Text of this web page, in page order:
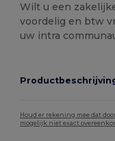
Wilt u een
voordelig en btw
uw intra
Houd er rekening mee dat
mogelijk niet exact